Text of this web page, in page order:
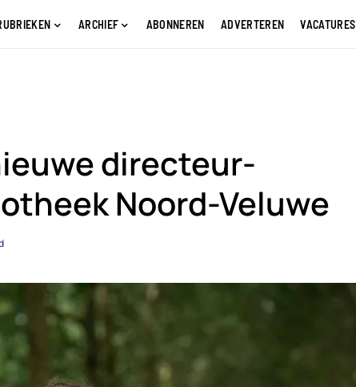
ARCHIEF ABONNEREN ADVERTEREN VACATURES
directeur-
Noord-Veluwe